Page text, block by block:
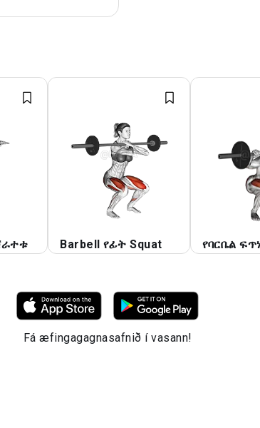
Barbell የፊት Squat የባርቤል
Fá æfingagagnasafnið í vasann!